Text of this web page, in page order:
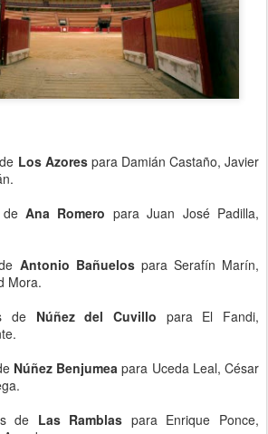
Los Azorespara Damián Castaño, Javier
Ana Romero para Juan José Padilla,
Antonio Bañuelospara Serafín Marín,
Mora.
de Núñez del Cuvillo para El Fandi,
Núñez Benjumea para Uceda Leal, César
de Las Ramblas para Enrique Ponce,